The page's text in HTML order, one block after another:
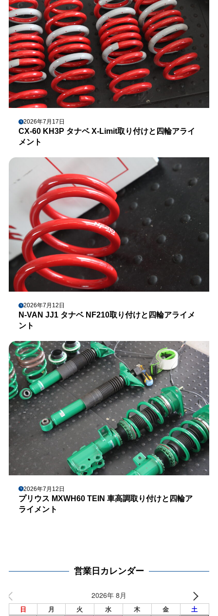
2026年7月17日
CX-60 KH3P タナベ X-Limit取り付けと四輪アライ
メント
2026年7月12日
N-VAN JJ1 タナベ NF210取り付けと四輪アライメ
ント
2026年7月12日
プリウス MXWH60 TEIN 車高調取り付けと四輪ア
ライメント
営業日カレンダー
2026年 8月
日 月 火 水 木 金 土